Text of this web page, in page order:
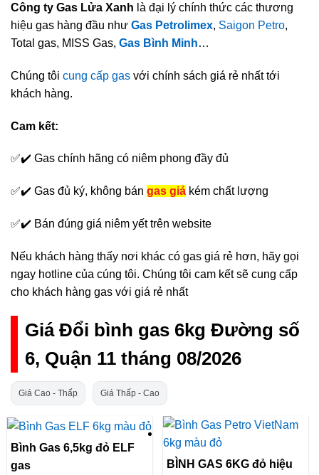
Công ty Gas Lửa Xanh là đại lý chính thức các thương
hiệu gas hàng đầu như Gas Petrolimex, Saigon Petro,
Total gas, MISS Gas, Gas Bình Minh…
Chúng tôi cung cấp gas với chính sách giá rẻ nhất tới
khách hàng.
Cam kết:
✅✔️ Gas chính hãng có niêm phong đầy đủ
✅✔️ Gas đủ ký, không bán gas giả kém chất lượng
✅✔️ Bán đúng giá niêm yết trên website
Nếu khách hàng thấy nơi khác có gas giá rẻ hơn, hãy gọi
ngay hotline của cúng tôi. Chúng tôi cam kết sẽ cung cấp
cho khách hàng gas với giá rẻ nhất
Giá Đổi bình gas 6kg Đường số
6, Quận 11 tháng 08/2026
Giá Cao - Thấp Giá Thấp - Cao
Bình Gas 6,5kg đỏ ELF
gas
BÌNH GAS 6KG đỏ hiệu